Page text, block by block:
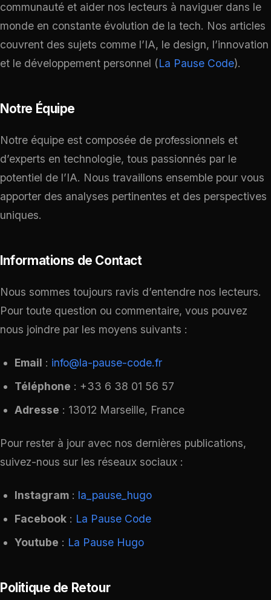
communauté et aider nos lecteurs à naviguer dans le
monde en constante évolution de la tech. Nos articles
couvrent des sujets comme l’IA, le design, l’innovation
et le développement personnel​ (La Pause Code)​.
Notre Équipe
Notre équipe est composée de professionnels et
d’experts en technologie, tous passionnés par le
potentiel de l’IA. Nous travaillons ensemble pour vous
apporter des analyses pertinentes et des perspectives
uniques.
Informations de Contact
Nous sommes toujours ravis d’entendre nos lecteurs.
Pour toute question ou commentaire, vous pouvez
nous joindre par les moyens suivants :
Email : info@la-pause-code.fr
Téléphone : +33 6 38 01 56 57
Adresse : 13012 Marseille, France
Pour rester à jour avec nos dernières publications,
suivez-nous sur les réseaux sociaux :
Instagram : la_pause_hugo
Facebook : La Pause Code
Youtube : La Pause Hugo
Politique de Retour